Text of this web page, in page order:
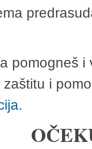
pomogneš
i